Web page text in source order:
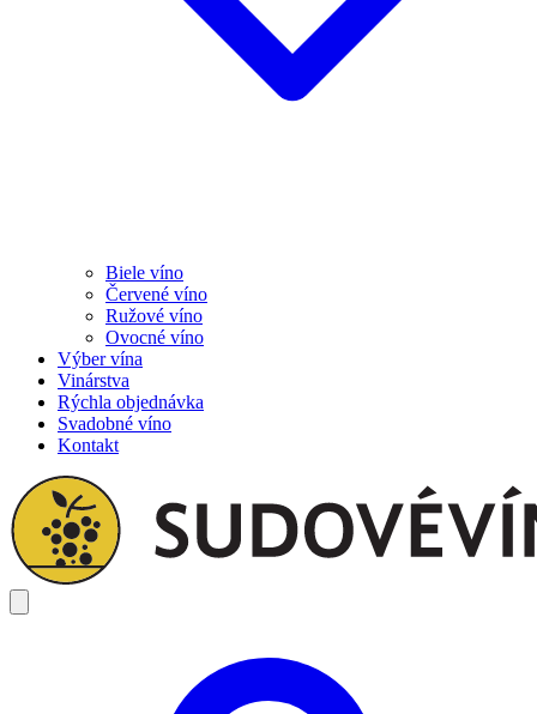
Biele víno
Červené víno
Ružové víno
Ovocné víno
Výber vína
Vinárstva
Rýchla objednávka
Svadobné víno
Kontakt